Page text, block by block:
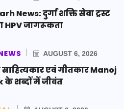
News: दुर्गा शक्ति सेवा ट्रस्ट
HPV जागरूकता
AUGUST 6, 2026
साहित्यकार एवं गीतकार Manoj
के शब्दों में जीवंत